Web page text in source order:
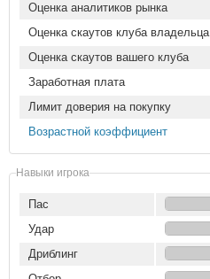
Оценка аналитиков рынка
Оценка скаутов клуба владельца
Оценка скаутов вашего клуба
Заработная плата
Лимит доверия на покупку
Возрастной коэффициент
Навыки игрока
Пас
Удар
Дриблинг